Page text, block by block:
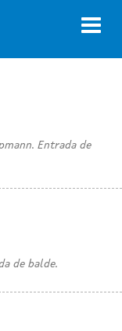
Entrada de
de balde.